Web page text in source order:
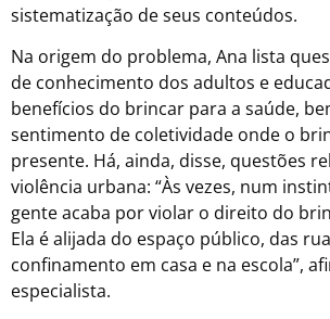
sistematização de seus conteúdos.
Na origem do problema, Ana lista
de conhecimento dos adultos e
benefícios do brincar para a saúde,
sentimento de coletividade onde o
presente. Há, ainda, disse, questões
violência urbana: “Às vezes, num
gente acaba por violar o direito do
Ela é alijada do espaço público, das
confinamento em casa e na escola”,
especialista.